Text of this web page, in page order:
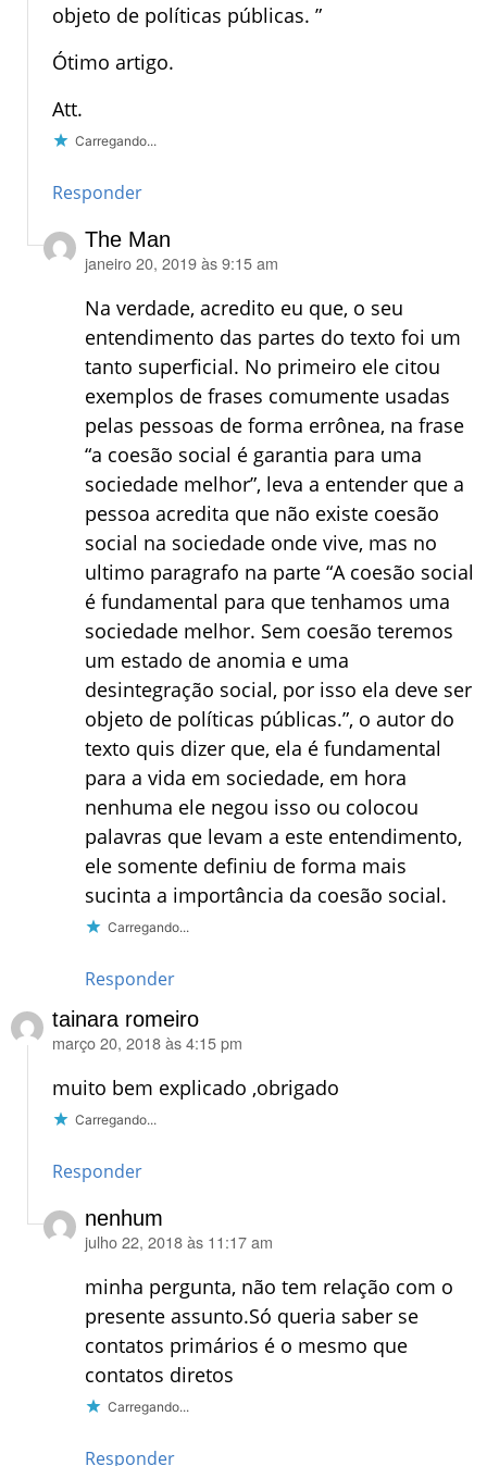
objeto de políticas públicas. ”
Ótimo artigo.
Att.
Carregando...
Responder
The Man
disse:
janeiro 20, 2019 às 9:15 am
Na verdade, acredito eu que, o seu
entendimento das partes do texto foi um
tanto superficial. No primeiro ele citou
exemplos de frases comumente usadas
pelas pessoas de forma errônea, na frase
“a coesão social é garantia para uma
sociedade melhor”, leva a entender que a
pessoa acredita que não existe coesão
social na sociedade onde vive, mas no
ultimo paragrafo na parte “A coesão social
é fundamental para que tenhamos uma
sociedade melhor. Sem coesão teremos
um estado de anomia e uma
desintegração social, por isso ela deve ser
objeto de políticas públicas.”, o autor do
texto quis dizer que, ela é fundamental
para a vida em sociedade, em hora
nenhuma ele negou isso ou colocou
palavras que levam a este entendimento,
ele somente definiu de forma mais
sucinta a importância da coesão social.
Carregando...
Responder
tainara romeiro
disse:
março 20, 2018 às 4:15 pm
muito bem explicado ,obrigado
Carregando...
Responder
nenhum
disse:
julho 22, 2018 às 11:17 am
minha pergunta, não tem relação com o
presente assunto.Só queria saber se
contatos primários é o mesmo que
contatos diretos
Carregando...
Responder